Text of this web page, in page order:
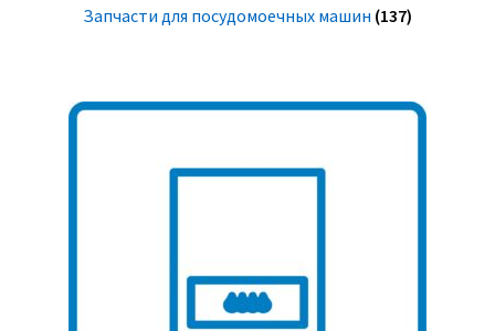
Запчасти для посудомоечных машин (137)